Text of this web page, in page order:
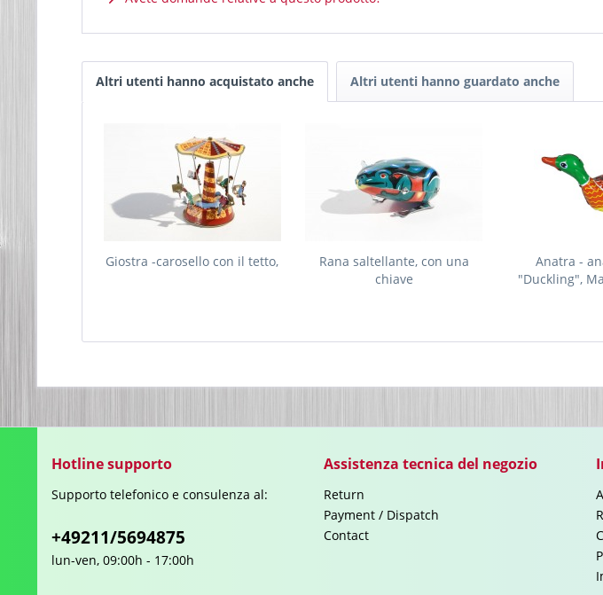
Altri utenti hanno acquistato anche Altri utenti hanno guardato anche
Giostra -carosello con il tetto,
Rana saltellante, con una
chiave
Anatra -
"Duckling",
Hotline supporto
Supporto telefonico e consulenza al:
+49211/5694875
lun-ven, 09:00h - 17:00h
Assistenza tecnica del negozio
Return
Payment / Dispatch
Contact